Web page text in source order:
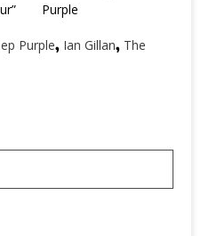
Purple
Purple, Ian Gillan, The